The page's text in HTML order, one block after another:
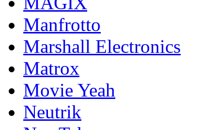
Manfrotto
Marshall Electronics
Matrox
Movie Yeah
Neutrik